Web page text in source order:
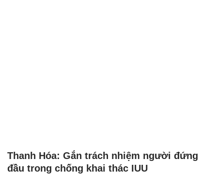
Thanh Hóa: Gắn trách nhiệm người đứng
đầu trong chống khai thác IUU